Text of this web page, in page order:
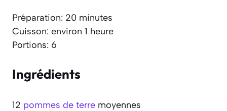
Préparation: 20 minutes
Cuisson: environ 1 heure
Portions: 6
Ingrédients
12 pommes de terre moyennes